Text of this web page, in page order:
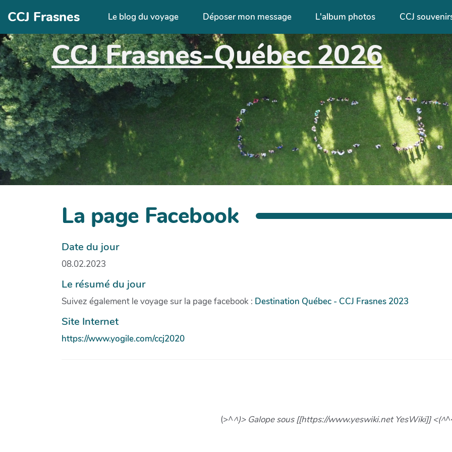
Aller au contenu principal
CCJ Frasnes Le blog du voyage Déposer mon message L'album photos CCJ
CCJ Frasnes-Québec 2026
La page Facebook
Date du jour
08.02.2023
Le résumé du jour
Suivez également le voyage sur la page facebook : Destination Québec - CCJ Frasnes 2023
Site Internet
https://www.yogile.com/ccj2020
(>^^)> Galope sous [[https://www.yeswiki.net YesWiki]] <(^